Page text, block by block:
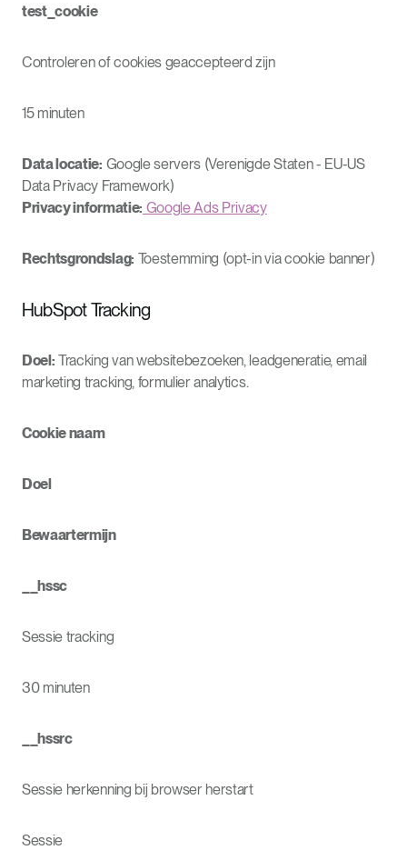
test_cookie
Controleren of cookies geaccepteerd zijn
15 minuten
Data locatie: Google servers (Verenigde Staten - EU-US
Data Privacy Framework)
Privacy informatie: Google Ads Privacy
Rechtsgrondslag: Toestemming (opt-in via cookie banner)
HubSpot Tracking
Doel: Tracking van websitebezoeken, leadgeneratie, email
marketing tracking, formulier analytics.
Cookie naam
Doel
Bewaartermijn
__hssc
Sessie tracking
30 minuten
__hssrc
Sessie herkenning bij browser herstart
Sessie